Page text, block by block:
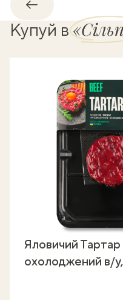
Назад
Купуй в
Яловичий Тартар
охолоджений в/